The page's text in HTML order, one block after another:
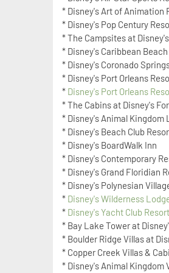
* Disney's Art of Animation
* Disney's Pop Century
* The Campsites at
* Disney's Caribbean
* Disney's Coronado
* Disney's Port Orleans
* Disney's Port Orleans
* The Cabins at Disney's
* Disney's Animal Kingdom
* Disney's Beach Club
* Disney's BoardWalk Inn
* Disney's Contemporary
* Disney's Grand Floridian
* Disney's Polynesian
* Disney's Wilderness
* Disney's Yacht Club Resort
* Bay Lake Tower at
* Boulder Ridge Villas at
* Copper Creek Villas &
* Disney's Animal Kingdom